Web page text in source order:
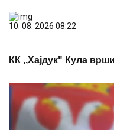
10. 08. 2026 08:22
КК ,,Хајдук" Кула